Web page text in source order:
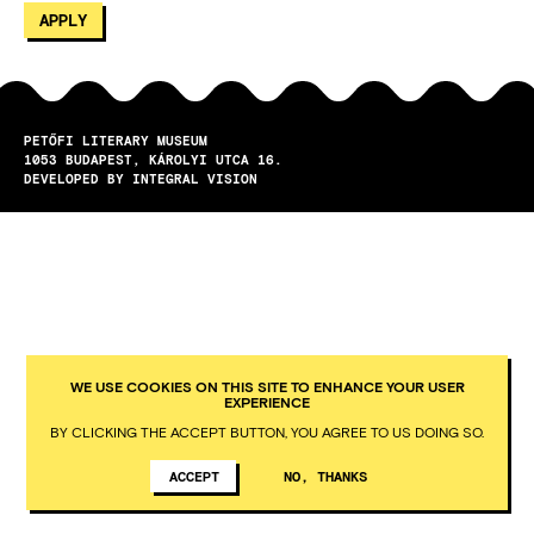
PETŐFI LITERARY MUSEUM
1053
BUDAPEST
KÁROLYI UTCA 16.
DEVELOPED BY INTEGRAL VISION
WE USE COOKIES ON THIS SITE TO ENHANCE YOUR USER
EXPERIENCE
BY CLICKING THE ACCEPT BUTTON, YOU AGREE TO US DOING SO.
ACCEPT NO, THANKS